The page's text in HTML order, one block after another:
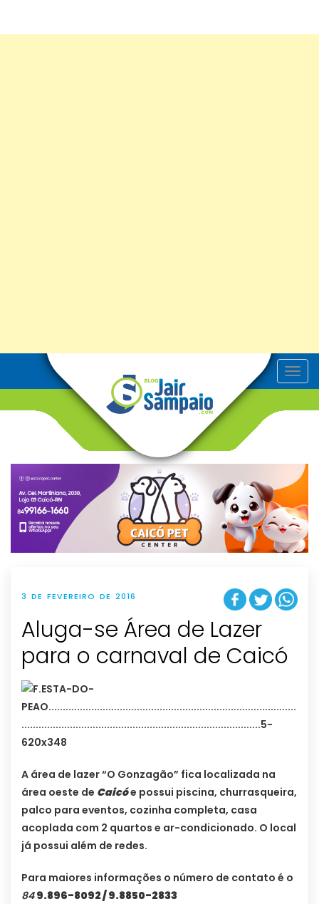
T
o
v
g
t
i
o
n
3 DE FEVEREIRO DE 2016
Aluga-se Área de Lazer
para o carnaval de Caicó
A área de lazer “O Gonzagão” fica localizada na
área oeste de Caicóe possui piscina, churrasqueira,
palco para eventos, cozinha completa, casa
acoplada com 2 quartos e ar-condicionado. O local
já possui além de redes.
Para maiores informações o número de contato é o
849.896-8092 / 9.8850-2833